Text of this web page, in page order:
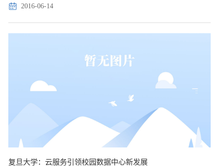
育部组织专家对各地、各校的申报材料进行了评审，...
2016-06-14
复旦大学：云服务引领校园数据中心新发展